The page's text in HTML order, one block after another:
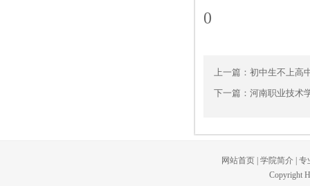
0
上一篇： 初中生不上高
下一篇： 河南职业技术
网站首页 学院简介 专
Copyright